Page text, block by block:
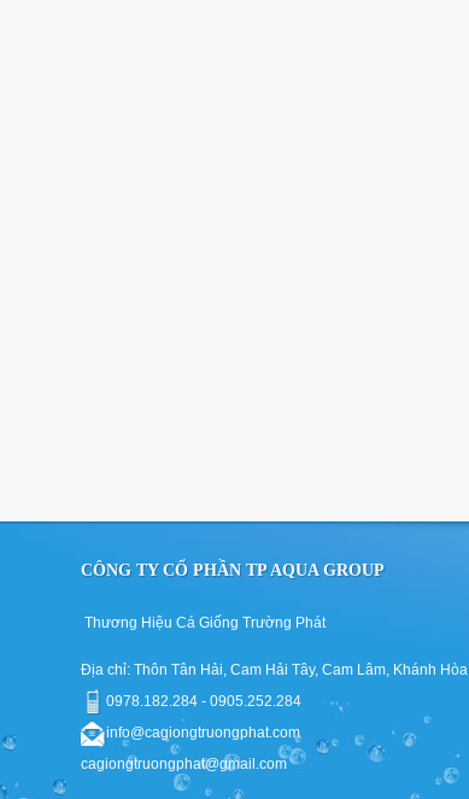
CÔNG TY CỔ PHẦN TP AQUA GROUP
Thương Hiệu Cá Giống Trường Phát
Địa chỉ: Thôn Tân Hải, Cam Hải Tây, Cam Lâm, Khánh Hòa
0978.182.284 - 0905.252.284
info@cagiongtruongphat.com
cagiongtruongphat@gmail.com